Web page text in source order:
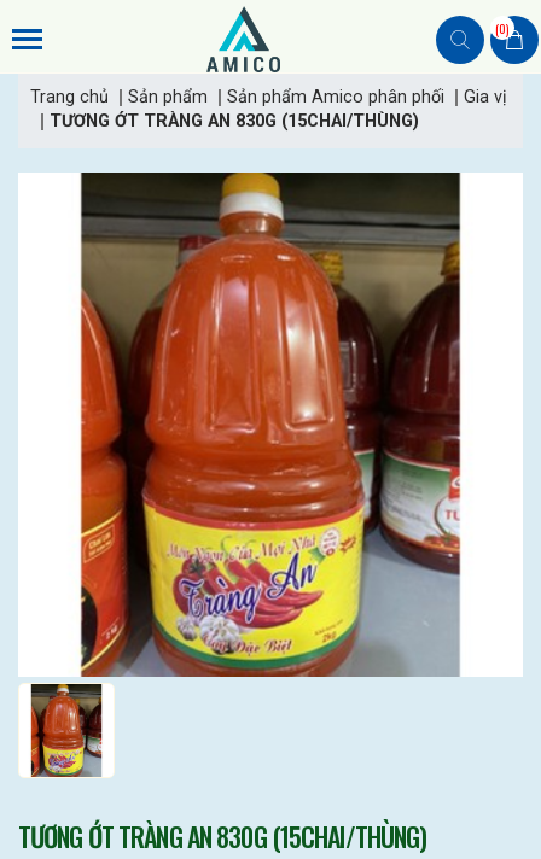
(0)
Trang chủ Sản phẩm Sản phẩm Amico phân phối
Gia vị
TƯƠNG ỚT TRÀNG AN 830G (15CHAI/THÙNG)
TƯƠNG ỚT TRÀNG AN 830G (15CHAI/THÙNG)